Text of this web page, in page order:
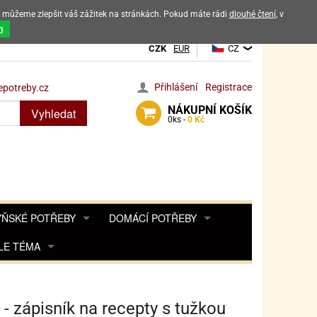
výrobků
CZK EUR CZ
Přihlášení Registrace
NÁKUPNÍ KOŠÍK
0 ks - 0 Kč
Vyhledat
POTŘEBY
KOŘENKY
DESINFEKCE, OCHRANA
KÁVOVARŮ
DOMÁCÍ POTŘEBY
KOŠÍKY
TÉMA
POHÁDKY A HRY
PRO FANOUŠKY BARBIE
NAROZENINOVÉ SVÍČKY
- zápisník na recepty s tužkou
zlepšit váš zážitek na stránkách. Pokud máte rádi dlouhé čtení, v